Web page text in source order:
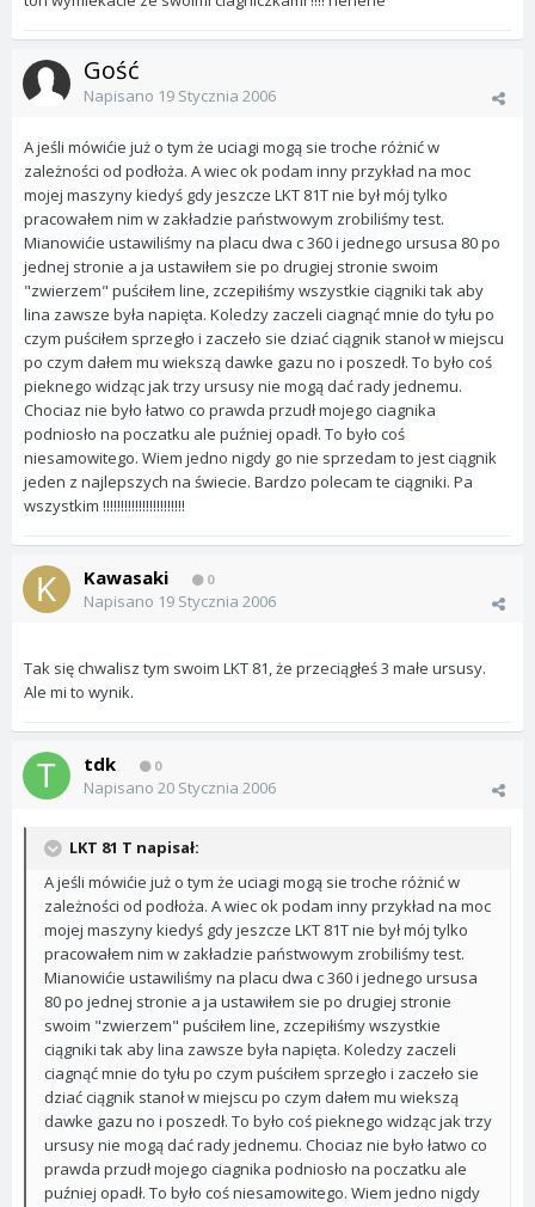
Gość
Napisano 19 Stycznia 2006
A jeśli mówićie już o tym że uciagi mogą sie troche różnić w
zależności od podłoża. A wiec ok podam inny przykład na moc
mojej maszyny kiedyś gdy jeszcze LKT 81T nie był mój tylko
pracowałem nim w zakładzie państwowym zrobiliśmy test.
Mianowićie ustawiliśmy na placu dwa c 360 i jednego ursusa 80 po
jednej stronie a ja ustawiłem sie po drugiej stronie swoim
"zwierzem" puściłem line, zczepiłiśmy wszystkie ciągniki tak aby
lina zawsze była napięta. Koledzy zaczeli ciagnąć mnie do tyłu po
czym puściłem sprzegło i zaczeło sie dziać ciągnik stanoł w miejscu
po czym dałem mu wiekszą dawke gazu no i poszedł. To było coś
pieknego widząc jak trzy ursusy nie mogą dać rady jednemu.
Chociaz nie było łatwo co prawda przudł mojego ciagnika
podniosło na poczatku ale puźniej opadł. To było coś
niesamowitego. Wiem jedno nigdy go nie sprzedam to jest ciągnik
jeden z najlepszych na świecie. Bardzo polecam te ciągniki. Pa
wszystkim !!!!!!!!!!!!!!!!!!!!!!!
Kawasaki 0
Napisano 19 Stycznia 2006
Tak się chwalisz tym swoim LKT 81, że przeciągłeś 3 małe ursusy.
Ale mi to wynik.
tdk 0
Napisano 20 Stycznia 2006
LKT 81 T napisał:
A jeśli mówićie już o tym że uciagi mogą sie troche różnić w
zależności od podłoża. A wiec ok podam inny przykład na moc
mojej maszyny kiedyś gdy jeszcze LKT 81T nie był mój tylko
pracowałem nim w zakładzie państwowym zrobiliśmy test.
Mianowićie ustawiliśmy na placu dwa c 360 i jednego ursusa
80 po jednej stronie a ja ustawiłem sie po drugiej stronie
swoim "zwierzem" puściłem line, zczepiłiśmy wszystkie
ciągniki tak aby lina zawsze była napięta. Koledzy zaczeli
ciagnąć mnie do tyłu po czym puściłem sprzegło i zaczeło sie
dziać ciągnik stanoł w miejscu po czym dałem mu wiekszą
dawke gazu no i poszedł. To było coś pieknego widząc jak trzy
ursusy nie mogą dać rady jednemu. Chociaz nie było łatwo co
prawda przudł mojego ciagnika podniosło na poczatku ale
puźniej opadł. To było coś niesamowitego. Wiem jedno nigdy